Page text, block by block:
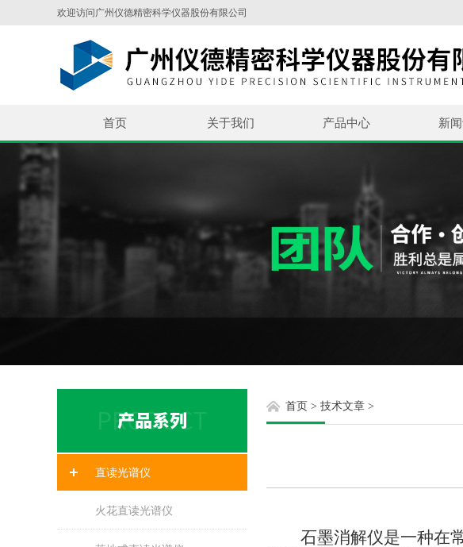
欢迎访问广州仪德精密科学仪器股份有限公司
首页 关于我们 产品中心 新
直读光谱仪
火花直读光谱仪
首页 > 技术文章 >
石墨消解仪是一种在